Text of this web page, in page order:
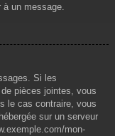
à un message.
Si les
pièces jointes, vous
le cas contraire, vous
sur un serveur
mon-